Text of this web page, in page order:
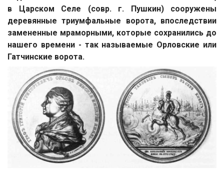
в Царском Селе (совр. г. Пушкин) сооружены
деревянные триумфальные ворота, впоследствии
замененные мраморными, которые сохранились до
нашего времени - так называемые Орловские или
Гатчинские ворота.